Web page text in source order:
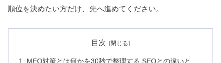
順位を決めたい方だけ、先へ進めてください。
目次
MEO対策とは何かを30秒で整理する SEOとの違いと